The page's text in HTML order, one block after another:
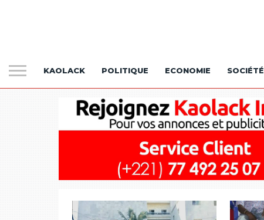
KAOLACK POLITIQUE ECONOMIE SOCIÉTÉ